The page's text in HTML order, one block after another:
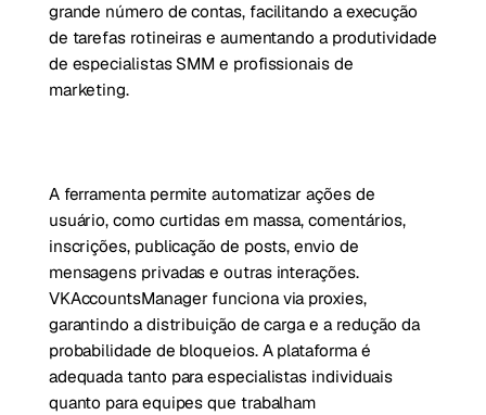
grande número de contas, facilitando a execução
de tarefas rotineiras e aumentando a produtividade
de especialistas SMM e profissionais de
marketing.
A ferramenta permite automatizar ações de
usuário, como curtidas em massa, comentários,
inscrições, publicação de posts, envio de
mensagens privadas e outras interações.
VKAccountsManager funciona via proxies,
garantindo a distribuição de carga e a redução da
probabilidade de bloqueios. A plataforma é
adequada tanto para especialistas individuais
quanto para equipes que trabalham